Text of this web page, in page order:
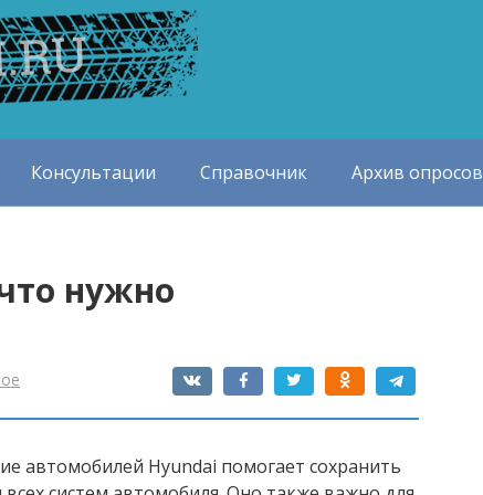
Консультации Справочник Архив опросов
нужно
автомобилей Hyundai помогает сохранить